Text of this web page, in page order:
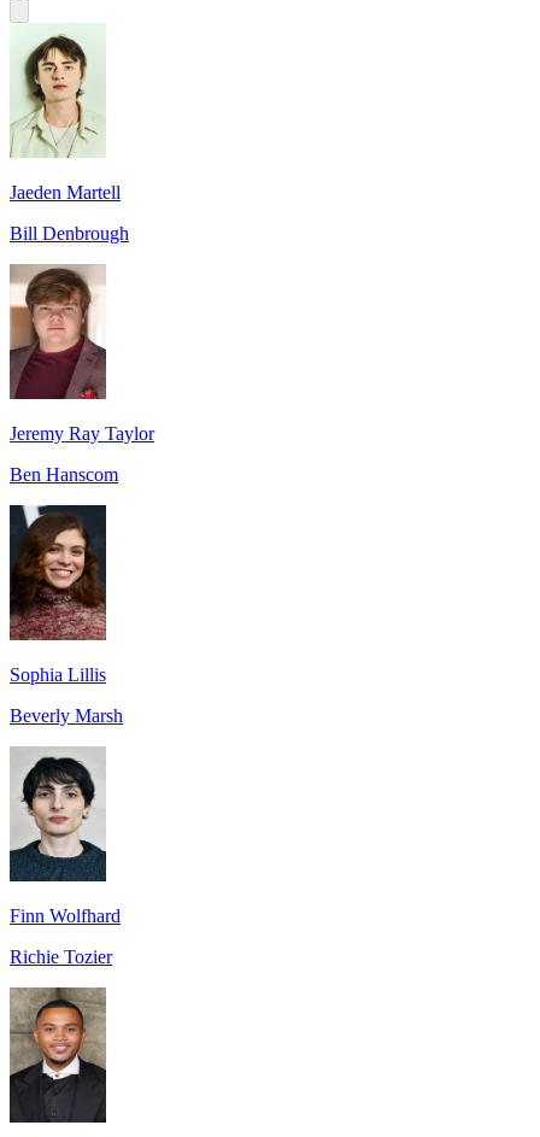
Jaeden Martell
Bill Denbrough
Jeremy Ray Taylor
Ben Hanscom
Sophia Lillis
Beverly Marsh
Finn Wolfhard
Richie Tozier